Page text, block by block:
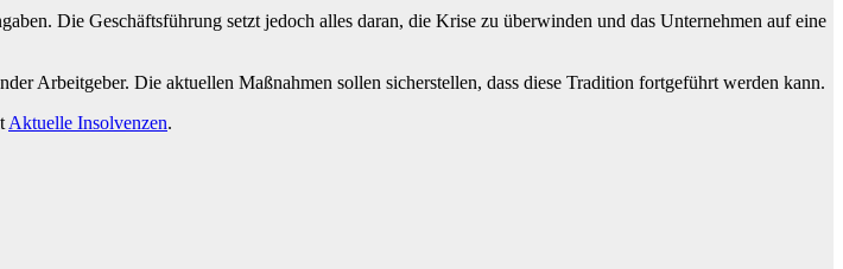
Die Geschäftsführung setzt jedoch alles daran, die Krise zu überwinden und das Unternehmen auf eine
Arbeitgeber. Die aktuellen Maßnahmen sollen sicherstellen, dass diese Tradition fortgeführt werden kann.
Aktuelle Insolvenzen.